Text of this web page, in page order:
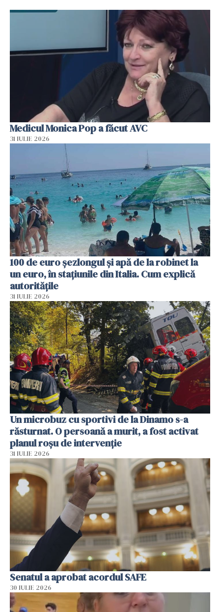
Medicul Monica Pop a făcut AVC
31 IULIE 2026
100 de euro șezlongul și apă de la robinet la
un euro, în stațiunile din Italia. Cum explică
autoritățile
31 IULIE 2026
Un microbuz cu sportivi de la Dinamo s-a
răsturnat. O persoană a murit, a fost activat
planul roșu de intervenție
31 IULIE 2026
Senatul a aprobat acordul SAFE
30 IULIE 2026